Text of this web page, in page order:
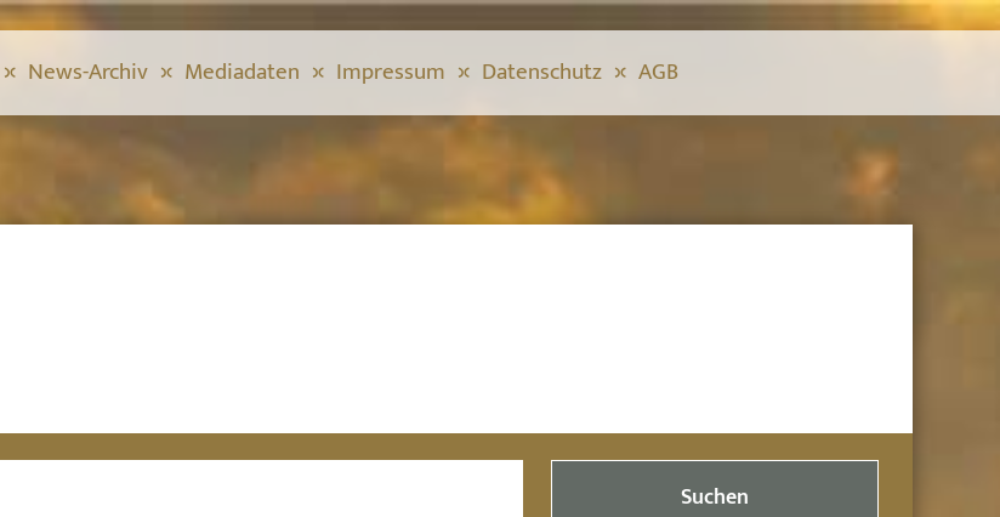
News-Archiv Mediadaten Impressum Datenschutz AGB
Suchen